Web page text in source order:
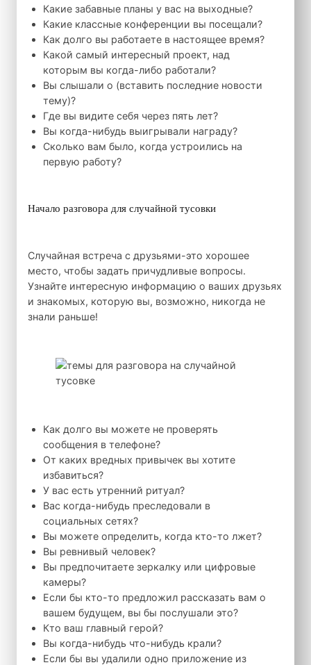
Какие забавные планы у вас на выходные?
Какие классные конференции вы посещали?
Как долго вы работаете в настоящее время?
Какой самый интересный проект, над
которым вы когда-либо работали?
Вы слышали о (вставить последние новости
тему)?
Где вы видите себя через пять лет?
Вы когда-нибудь выигрывали награду?
Сколько вам было, когда устроились на
первую работу?
Начало разговора для случайной тусовки
Случайная встреча с друзьями-это хорошее
место, чтобы задать причудливые вопросы.
Узнайте интересную информацию о ваших друзьях
и знакомых, которую вы, возможно, никогда не
знали раньше!
Как долго вы можете не проверять
сообщения в телефоне?
От каких вредных привычек вы хотите
избавиться?
У вас есть утренний ритуал?
Вас когда-нибудь преследовали в
социальных сетях?
Вы можете определить, когда кто-то лжет?
Вы ревнивый человек?
Вы предпочитаете зеркалку или цифровые
камеры?
Если бы кто-то предложил рассказать вам о
вашем будущем, вы бы послушали это?
Кто ваш главный герой?
Вы когда-нибудь что-нибудь крали?
Если бы вы удалили одно приложение из